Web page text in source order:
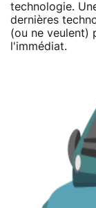
technologie.
dernières
(ou ne veulent)
l'immédiat.